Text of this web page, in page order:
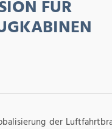
FÜR
der